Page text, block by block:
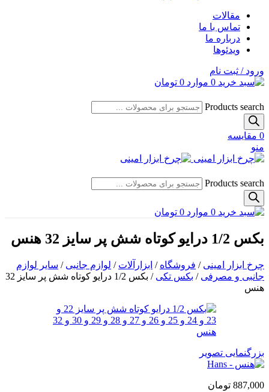
مقالات
تماس با ما
درباره ما
ویدئوها
ورود / ثبت نام
0 موارد 0 تومان
Products search
0 مقایسه
منو
Products search
0 موارد 0 تومان
بکس 1/2 درایو کوتاه شش پر سایز 32 هنس
چرخ ابزار امینی / فروشگاه / ابزارآلات / لوازم جانبی / سایر لوازم
جانبی و مصرفی / بکس تکی /
بکس 1/2 درایو کوتاه شش پر سایز 32
هنس
بزرگنمایی تصویر
887,000 تومان